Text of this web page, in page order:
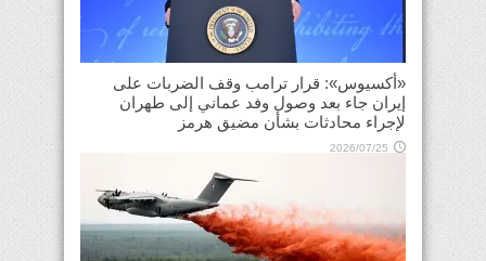
«أكسيوس»: قرار ترامب وقف الضربات على
إيران جاء بعد وصول وفد عماني إلى طهران
لإجراء محادثات بشأن مضيق هرمز
2026/07/25